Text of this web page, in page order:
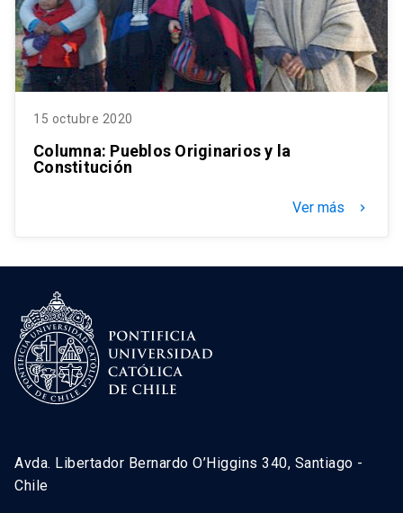
15 octubre 2020
Columna: Pueblos Originarios y la
Constitución
Ver más keyboard_arrow_right
Avda. Libertador Bernardo O’Higgins 340, Santiago -
Chile